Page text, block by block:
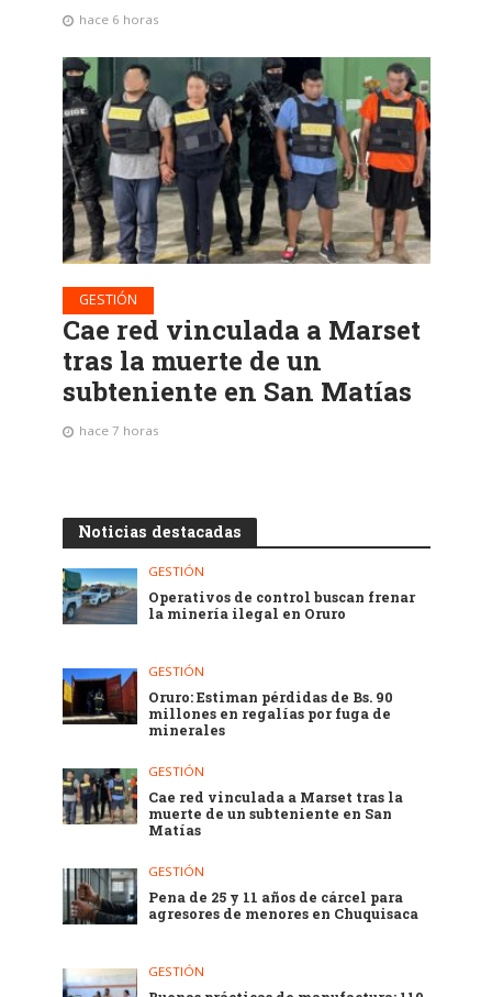
hace 6 horas
GESTIÓN
Cae red vinculada a Marset
tras la muerte de un
subteniente en San Matías
hace 7 horas
Noticias destacadas
GESTIÓN
Operativos de control buscan frenar
la minería ilegal en Oruro
GESTIÓN
Oruro: Estiman pérdidas de Bs. 90
millones en regalías por fuga de
minerales
GESTIÓN
Cae red vinculada a Marset tras la
muerte de un subteniente en San
Matías
GESTIÓN
Pena de 25 y 11 años de cárcel para
agresores de menores en Chuquisaca
GESTIÓN